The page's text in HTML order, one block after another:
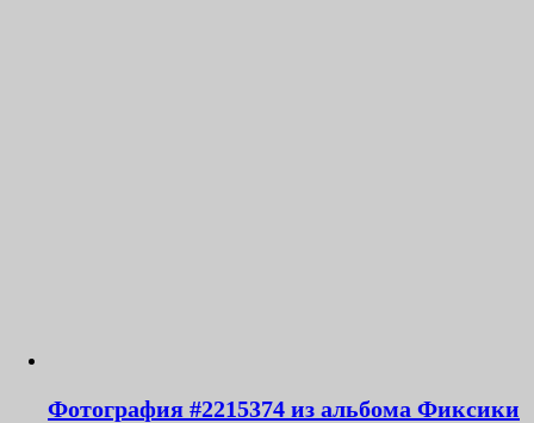
Фотография #2215374 из альбома Фиксики